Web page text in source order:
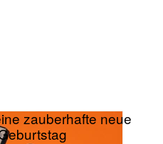
zauberhafte neue